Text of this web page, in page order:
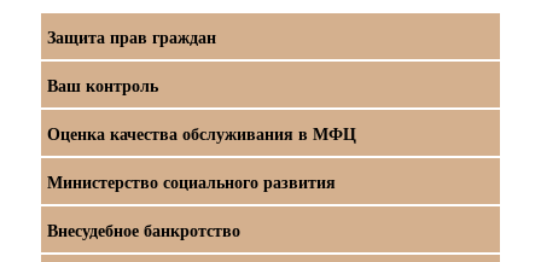
Защита прав граждан
Ваш контроль
Оценка качества обслуживания в МФЦ
Министерство социального развития
Внесудебное банкротство